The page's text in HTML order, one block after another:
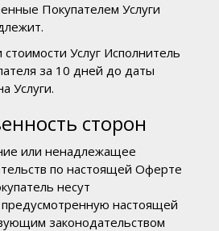
Покупателем Услуги
Услуг Исполнитель
за 10 дней до даты
Услуги.
сторон
или ненадлежащее
по настоящей Оферте
несут
предусмотренную настоящей
законодательством